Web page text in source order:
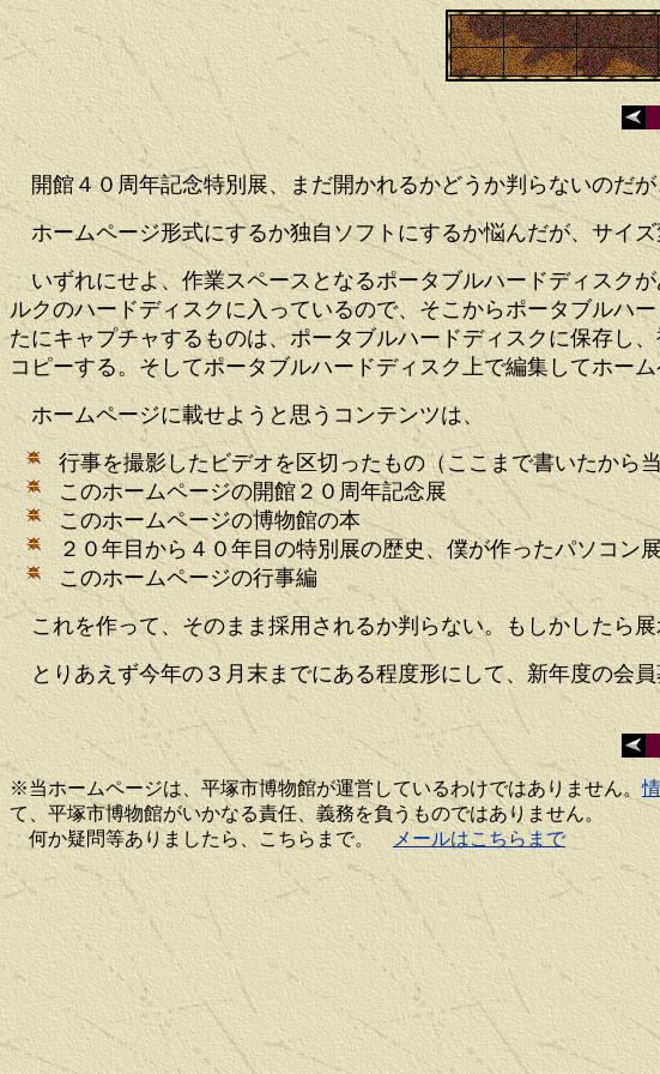
開館４０周年記念特別展、まだ開かれるかどうか判らないのだが
ホームページ形式にするか独自ソフトにするか悩んだが、サイ
いずれにせよ、作業スペースとなるポータブルハードディスク
ルクのハードディスクに入っているので、そこからポータブルハ
たにキャプチャするものは、ポータブルハードディスクに保存し
コピーする。そしてポータブルハードディスク上で編集してホー
ホームページに載せようと思うコンテンツは、
行事を撮影したビデオを区切ったもの（ここまで書いたから
このホームページの開館２０周年記念展
このホームページの博物館の本
２０年目から４０年目の特別展の歴史、僕が作ったパソコン
このホームページの行事編
これを作って、そのまま採用されるか判らない。もしかしたら
とりあえず今年の３月末までにある程度形にして、新年度の会
※当ホームページは、平塚市博物館が運営しているわけではありません。
て、平塚市博物館がいかなる責任、義務を負うものではありません。
何か疑問等ありましたら、こちらまで。 メールはこちらまで